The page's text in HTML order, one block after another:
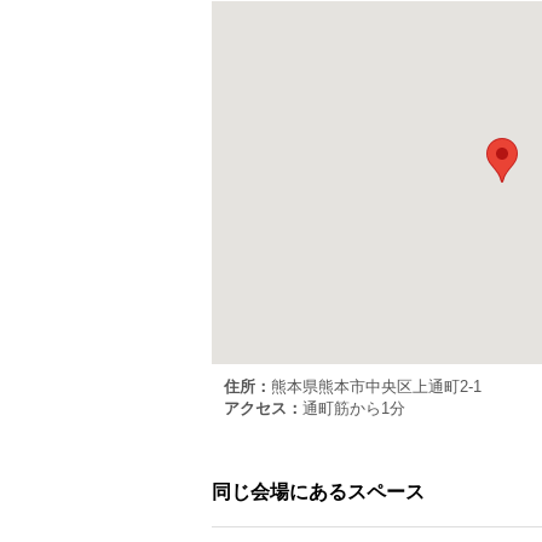
住所： 熊本県熊本市中央区上通町2-1
アクセス： 通町筋から1分
同じ会場にあるスペース